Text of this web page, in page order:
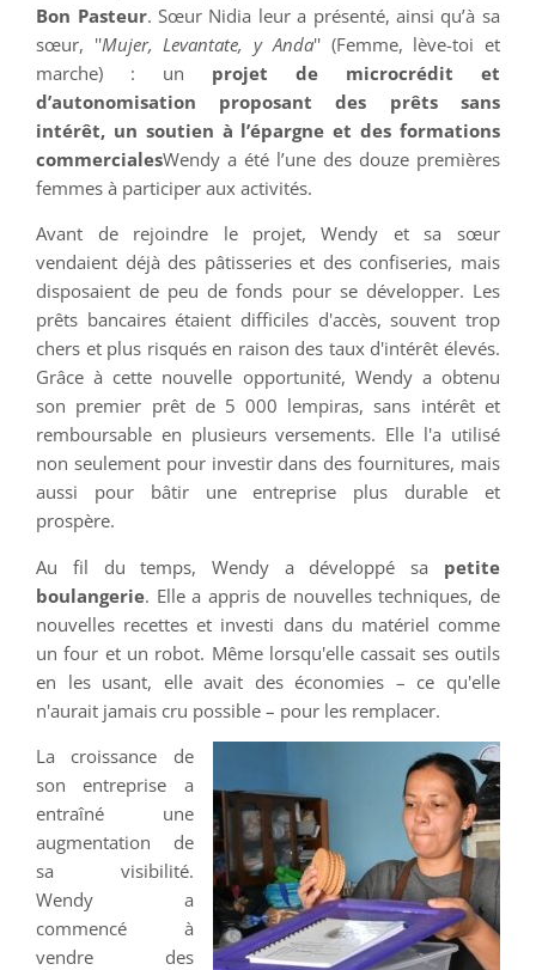
Bon Pasteur. Sœur Nidia leur a présenté, ainsi qu’à sa
sœur, ''Mujer, Levantate, y Anda'' (Femme, lève-toi et
marche) : un projet de microcrédit et
d’autonomisation proposant des prêts sans
intérêt, un soutien à l’épargne et des formations
commercialesWendy a été l’une des douze premières
femmes à participer aux activités.
Avant de rejoindre le projet, Wendy et sa sœur
vendaient déjà des pâtisseries et des confiseries, mais
disposaient de peu de fonds pour se développer. Les
prêts bancaires étaient difficiles d'accès, souvent trop
chers et plus risqués en raison des taux d'intérêt élevés.
Grâce à cette nouvelle opportunité, Wendy a obtenu
son premier prêt de 5 000 lempiras, sans intérêt et
remboursable en plusieurs versements. Elle l'a utilisé
non seulement pour investir dans des fournitures, mais
aussi pour bâtir une entreprise plus durable et
prospère.
Au fil du temps, Wendy a développé sa petite
boulangerie. Elle a appris de nouvelles techniques, de
nouvelles recettes et investi dans du matériel comme
un four et un robot. Même lorsqu'elle cassait ses outils
en les usant, elle avait des économies – ce qu'elle
n'aurait jamais cru possible – pour les remplacer.
La croissance de
son entreprise a
entraîné une
augmentation de
sa visibilité.
Wendy a
commencé à
vendre des